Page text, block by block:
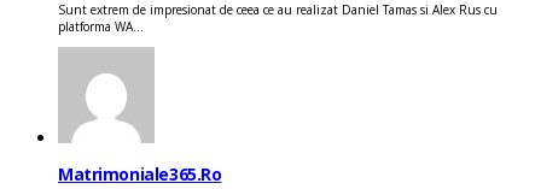
Sunt extrem de impresionat de ceea ce au realizat Daniel Tamas si Alex Rus cu
platforma WA...
Matrimoniale365.ro